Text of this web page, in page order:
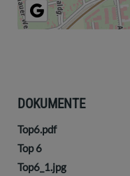
DOKUMENTE
Top6.pdf
Top 6
Top6_1.jpg